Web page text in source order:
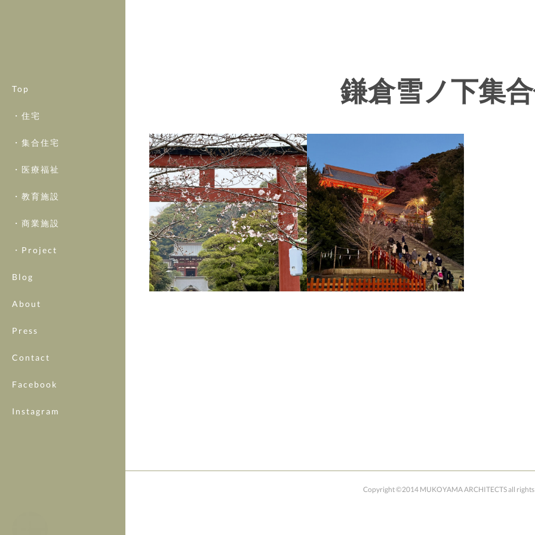
Top
・住宅
・集合住宅
・医療福祉
・教育施設
・商業施設
・Project
Blog
About
Press
Contact
Facebook
Instagram
鎌倉雪ノ下集
Copyright ©2014 MUKOYAMA ARCHITECTS all